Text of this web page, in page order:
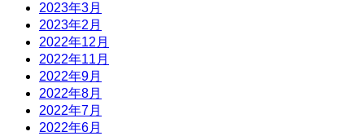
2023年3月
2023年2月
2022年12月
2022年11月
2022年9月
2022年8月
2022年7月
2022年6月